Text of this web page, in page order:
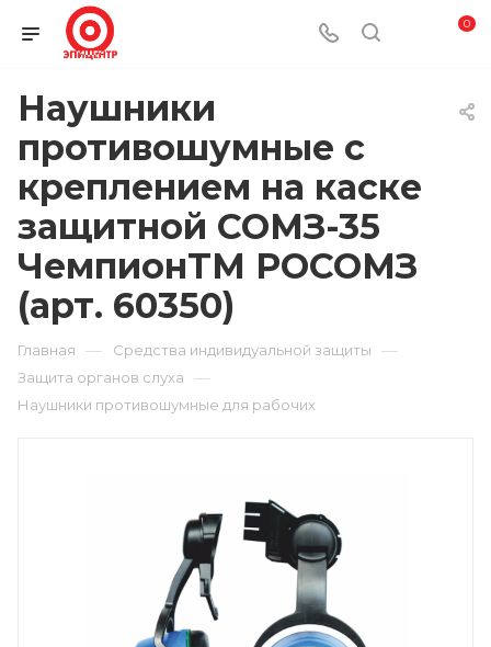
0
Наушники
противошумные с
креплением на каске
защитной СОМЗ-35
ЧемпионTM РОСОМЗ
(арт. 60350)
Главная — Средства индивидуальной защиты —
Защита органов слуха —
Наушники противошумные для рабочих